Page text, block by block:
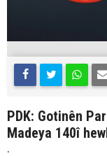
PDK: Gotinên
Madeya 140î
.